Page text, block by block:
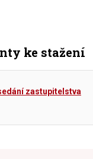
ke stažení
zastupitelstva